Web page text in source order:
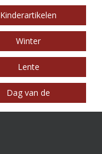
Kinderartikelen
Winter
Lente
Dag van de